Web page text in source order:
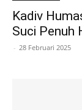
Kadiv
Suci Penuh
- 28 Februari 2025